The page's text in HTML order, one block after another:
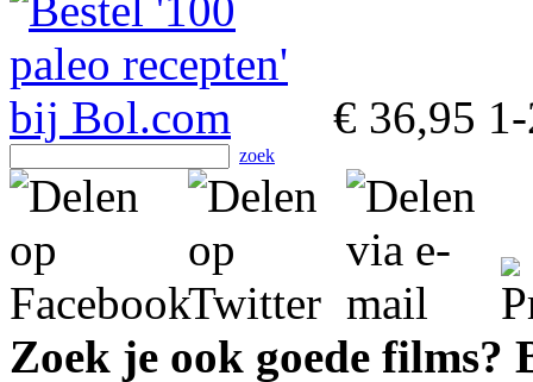
€ 36,95
zoek
Zoek je ook goede films?